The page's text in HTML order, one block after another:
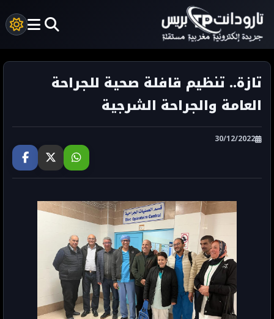
تازة.. تنظيم قافلة صحية للجراحة
العامة والجراحة الشرجية
30/12/2022